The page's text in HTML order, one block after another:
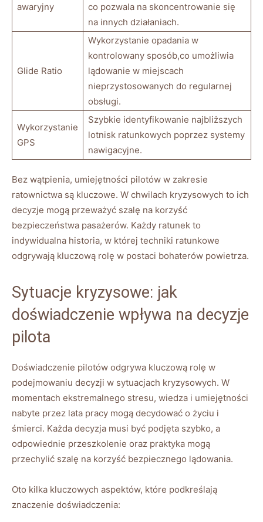
awaryjny
co pozwala‌ na skoncentrowanie⁤ się
na innych działaniach.
Glide ⁣Ratio
Wykorzystanie opadania ⁤w
kontrolowany sposób,co umożliwia
lądowanie w⁣ miejscach‍
nieprzystosowanych ⁢do regularnej
obsługi.
Wykorzystanie
GPS
Szybkie identyfikowanie ⁢najbliższych
lotnisk ratunkowych poprzez ‍systemy⁤
nawigacyjne.
Bez wątpienia,‍ umiejętności pilotów w⁢ zakresie
ratownictwa są kluczowe. W chwilach‍ kryzysowych‍ to ich⁣
decyzje mogą przeważyć szalę na korzyść
bezpieczeństwa pasażerów. Każdy ratunek to ​
indywidualna ​historia, ‌w której ‍techniki ratunkowe
odgrywają kluczową rolę⁢ w‍ postaci​ bohaterów powietrza.
Sytuacje kryzysowe: jak ​
doświadczenie ‌wpływa na decyzje
pilota
Doświadczenie pilotów odgrywa kluczową rolę w
podejmowaniu decyzji w‍ sytuacjach kryzysowych. W⁢
momentach ekstremalnego‍ stresu, wiedza⁣ i umiejętności
⁢nabyte przez lata pracy mogą ⁢decydować‌ o życiu i
śmierci.‍ Każda‌ decyzja ‌musi ⁢być podjęta szybko, a
odpowiednie ‍przeszkolenie oraz praktyka ‌mogą
przechylić szalę na‍ korzyść bezpiecznego lądowania.
Oto kilka kluczowych ​aspektów,⁤ które podkreślają‍
znaczenie doświadczenia: